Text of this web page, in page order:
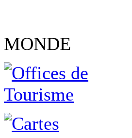
MONDE